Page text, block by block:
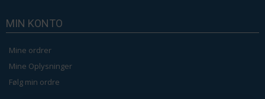
MIN KONTO
Mine ordrer
Mine Oplysninger
Følg min ordre